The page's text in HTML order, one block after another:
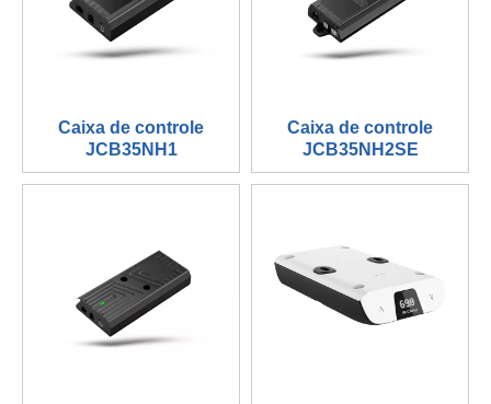
Caixa de controle
JCB35NH1
Caixa de controle
JCB35NH2SE